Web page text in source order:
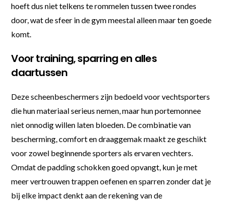
hoeft dus niet telkens te rommelen tussen twee rondes
door, wat de sfeer in de gym meestal alleen maar ten goede
komt.
Voor training, sparring en alles
daartussen
Deze scheenbeschermers zijn bedoeld voor vechtsporters
die hun materiaal serieus nemen, maar hun portemonnee
niet onnodig willen laten bloeden. De combinatie van
bescherming, comfort en draaggemak maakt ze geschikt
voor zowel beginnende sporters als ervaren vechters.
Omdat de padding schokken goed opvangt, kun je met
meer vertrouwen trappen oefenen en sparren zonder dat je
bij elke impact denkt aan de rekening van de